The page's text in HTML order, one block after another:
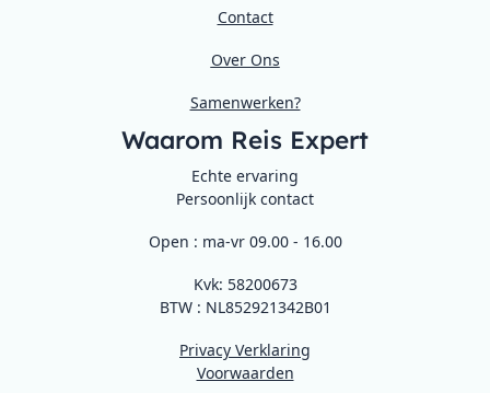
Contact
Over Ons
Samenwerken?
Waarom Reis Expert
Echte ervaring
Persoonlijk contact
Open : ma-vr 09.00 - 16.00
Kvk: 58200673
BTW : NL852921342B01
Privacy Verklaring
Voorwaarden